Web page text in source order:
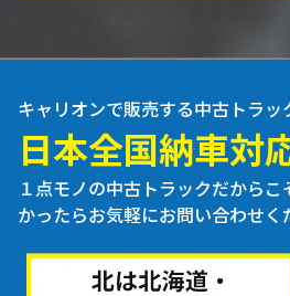
キャリオンで販売する中古トラッ
日本全国納車対
１点モノの中古トラックだから
かったらお気軽にお問い合わせく